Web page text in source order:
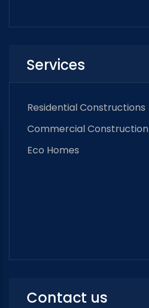
Services
Residential Constructions
Commercial Construction
Eco Homes
Contact us